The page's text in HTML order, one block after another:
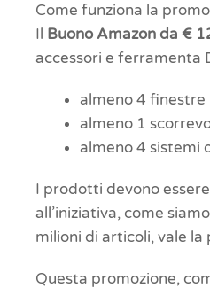
Come funziona la
Il Buono Amazon da €
accessori e ferramenta
almeno 4
almeno 1
almeno 4 sistemi
I prodotti devono essere
all’iniziativa, come
milioni di articoli, vale la
Questa promozione,